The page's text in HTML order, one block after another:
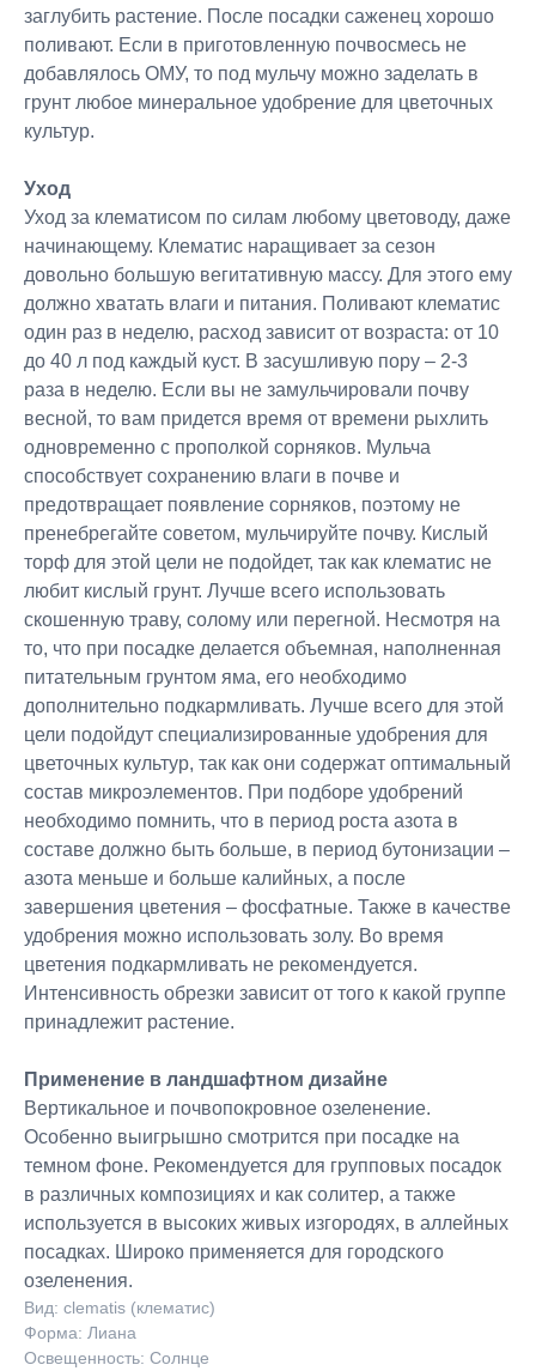
заглубить растение. После посадки саженец хорошо
поливают. Если в приготовленную почвосмесь не
добавлялось ОМУ, то под мульчу можно заделать в
грунт любое минеральное удобрение для цветочных
культур.
Уход
Уход за клематисом по силам любому цветоводу, даже
начинающему. Клематис наращивает за сезон
довольно большую вегитативную массу. Для этого ему
должно хватать влаги и питания. Поливают клематис
один раз в неделю, расход зависит от возраста: от 10
до 40 л под каждый куст. В засушливую пору – 2-3
раза в неделю. Если вы не замульчировали почву
весной, то вам придется время от времени рыхлить
одновременно с прополкой сорняков. Мульча
способствует сохранению влаги в почве и
предотвращает появление сорняков, поэтому не
пренебрегайте советом, мульчируйте почву. Кислый
торф для этой цели не подойдет, так как клематис не
любит кислый грунт. Лучше всего использовать
скошенную траву, солому или перегной. Несмотря на
то, что при посадке делается объемная, наполненная
питательным грунтом яма, его необходимо
дополнительно подкармливать. Лучше всего для этой
цели подойдут специализированные удобрения для
цветочных культур, так как они содержат оптимальный
состав микроэлементов. При подборе удобрений
необходимо помнить, что в период роста азота в
составе должно быть больше, в период бутонизации –
азота меньше и больше калийных, а после
завершения цветения – фосфатные. Также в качестве
удобрения можно использовать золу. Во время
цветения подкармливать не рекомендуется.
Интенсивность обрезки зависит от того к какой группе
принадлежит растение.
Применение в ландшафтном дизайне
Вертикальное и почвопокровное озеленение.
Особенно выигрышно смотрится при посадке на
темном фоне. Рекомендуется для групповых посадок
в различных композициях и как солитер, а также
используется в высоких живых изгородях, в аллейных
посадках. Широко применяется для городского
озеленения.
Вид: clematis​ (клематис​)
Форма: Лиана
Освещенность: Солнце